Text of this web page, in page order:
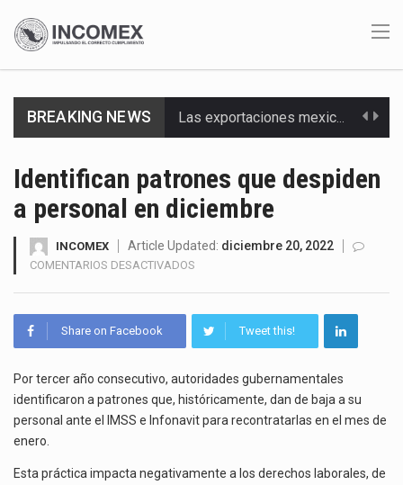
BREAKING NEWS Las exportaciones mexicanas de vehículos ligeros disminuyeron 9.67 % en julio a tasa anual, alcanzando…
Solo el 17.8 % de las empresas en México se considera totalmente preparada para la…
Los créditos fiscales determinados a empresas IMMEX rara vez nacen de una interpretación equivocada de…
La inversión fija bruta en México registró un aumento de 1.1% interanual en mayo de…
Identifican patrones que despiden
a personal en diciembre
INCOMEX Article Updated: diciembre 20, 2022
COMENTARIOS DESACTIVADOS
DESPIDEN
PERSONAL
EN
DICIEMBRE
Share on Facebook Tweet this!
Por tercer año consecutivo, autoridades gubernamentales
identificaron a patrones que, históricamente, dan de baja a su
personal ante el IMSS e Infonavit para recontratarlas en el mes de
enero.
Esta práctica impacta negativamente a los derechos laborales, de